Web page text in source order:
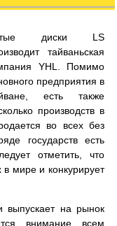
диски LS
тайваньская
YHL. Помимо
предприятия в
есть также
производств в
во всех без
государств есть
отметить, что
мире и конкурирует
выпускает на рынок
внимание всем